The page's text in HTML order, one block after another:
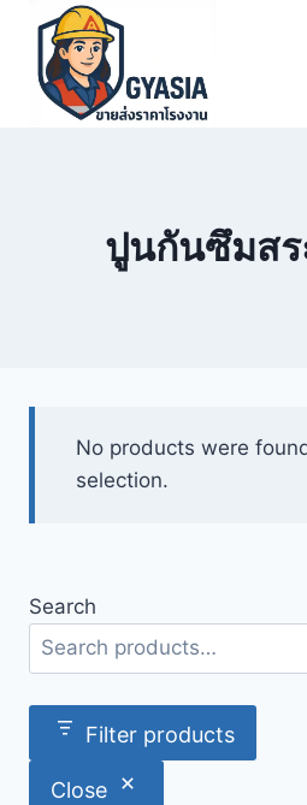
content
ปูนกันซึมสร
No products were
selection.
Search
Filter products
Close